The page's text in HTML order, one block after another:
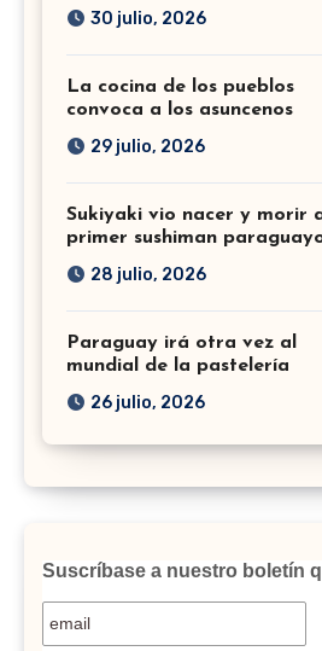
30 julio, 2026
La cocina de los pueblos
convoca a los asuncenos
29 julio, 2026
Sukiyaki vio nacer y morir
primer sushiman
28 julio, 2026
Paraguay irá otra vez al
mundial de la pastelería
26 julio, 2026
Suscríbase a nuestro boletín